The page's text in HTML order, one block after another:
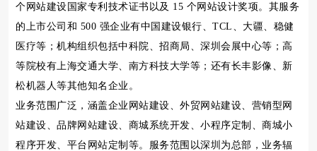
个网站建设国家专利技术证书以及 15 个网站设计奖项。其服务
的上市公司和 500 强企业有中国建设银行、TCL、大疆、稳健
医疗等；机构组织包括中科院、招商局、深圳会展中心等；高
等院校有上海交通大学、南方科技大学等；还有长丰影像、新
松机器人等其他知名企业。
业务范围广泛，涵盖企业网站建设、外贸网站建设、营销型网
站建设、品牌网站建设、商城系统开发、小程序定制、商城小
程序开发、平台网站定制等。服务范围以深圳为总部，业务辐